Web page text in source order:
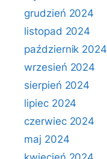
grudzień 2024
listopad 2024
październik 2024
wrzesień 2024
sierpień 2024
lipiec 2024
czerwiec 2024
maj 2024